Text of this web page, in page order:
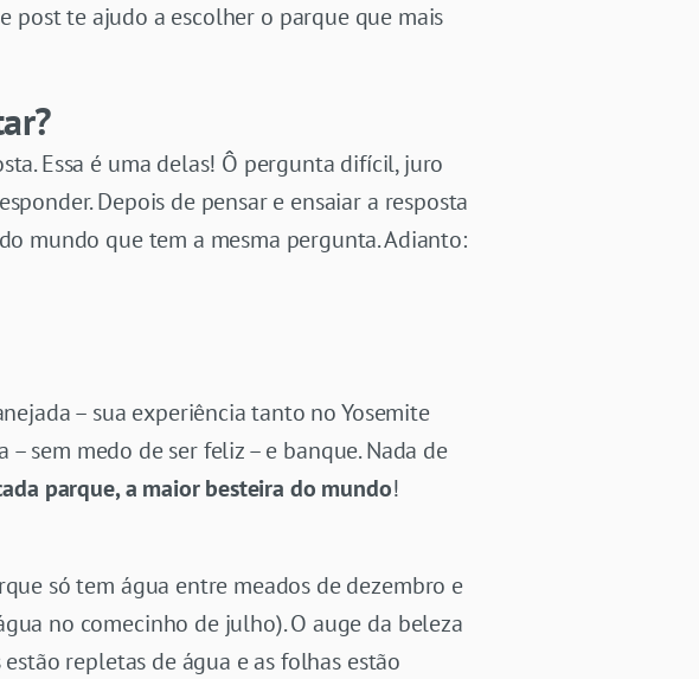
post te ajudo a escolher o parque que mais
Essa é uma delas! Ô pergunta difícil, juro
Depois de pensar e ensaiar a resposta
mundo que tem a mesma pergunta. Adianto:
– sua experiência tanto no Yosemite
– sem medo de ser feliz – e banque. Nada de
parque, a maior besteira do mundo!
só tem água entre meados de dezembro e
no comecinho de julho). O auge da beleza
repletas de água e as folhas estão